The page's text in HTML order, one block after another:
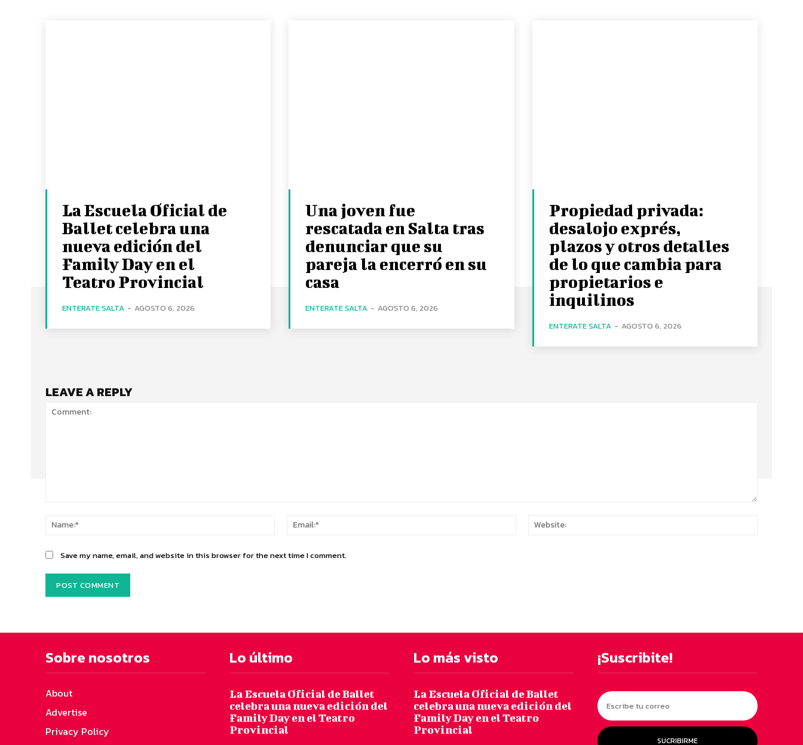
La Escuela Oficial de
Ballet celebra una
nueva edición del
Family Day en el
Teatro Provincial
ENTERATE SALTA - AGOSTO 6, 2026
Una joven fue
rescatada en Salta tras
denunciar que su
pareja la encerró en su
casa
ENTERATE SALTA - AGOSTO 6, 2026
Propiedad privada:
desalojo exprés,
plazos y otros detalles
de lo que cambia para
propietarios e
inquilinos
ENTERATE SALTA - AGOSTO 6, 2026
LEAVE A REPLY
Name:*
Email:*
Save my name, email, and website in this browser for the next time I comment.
Sobre nosotros
About
Advertise
Privacy Policy
Lo último
La Escuela Oficial de Ballet
celebra una nueva edición del
Family Day en el Teatro
Provincial
Lo más visto
La Escuela Oficial de Ballet
celebra una nueva edición del
Family Day en el Teatro
Provincial
¡Suscribite!
SUCRIBIRME